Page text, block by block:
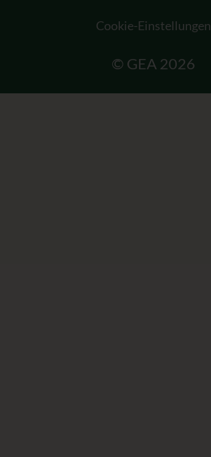
© GEA 2026
Cookie-Einstellungen